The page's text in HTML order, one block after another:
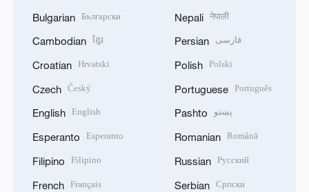
Bulgarian Български
Cambodian ខ្មែរ
Croatian Hrvatski
Czech Český
English English
Esperanto Esperanto
Filipino Filipino
French Français
Nepali नेपाली
Persian فارسی
Polish Polski
Portuguese Português
Pashto پښتو
Romanian Română
Russian Русский
Serbian Српски